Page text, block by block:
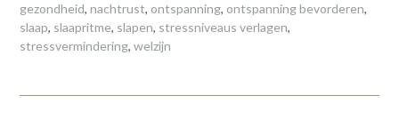
gezondheid, nachtrust, ontspanning, ontspanning bevorderen,
slaap, slaapritme, slapen, stressniveaus verlagen,
stressvermindering, welzijn